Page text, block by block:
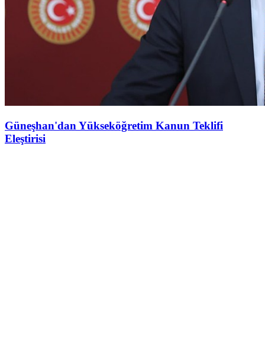
Güneşhan'dan Yükseköğretim Kanun Teklifi
Eleştirisi